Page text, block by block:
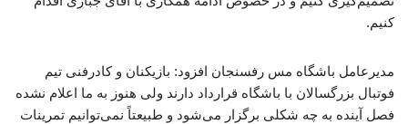
کنیم.
مدیرعامل باشگاه مس رفسنجان افزود: بازیکنان و کادرفنی تیم
فوتبال بزرگسالان با باشگاه قرارداد دارند ولی هنوز به ما اعلام نشده
فصل آینده به چه شکلی برگزار می‌شود و طبیعتاً نمی‌توانیم تمرینات